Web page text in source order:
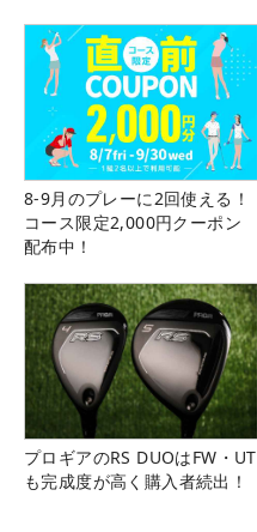
8-9月のプレーに2回使える！
コース限定2,000円クーポン
配布中！
プロギアのRS DUOはFW・UT
も完成度が高く購入者続出！